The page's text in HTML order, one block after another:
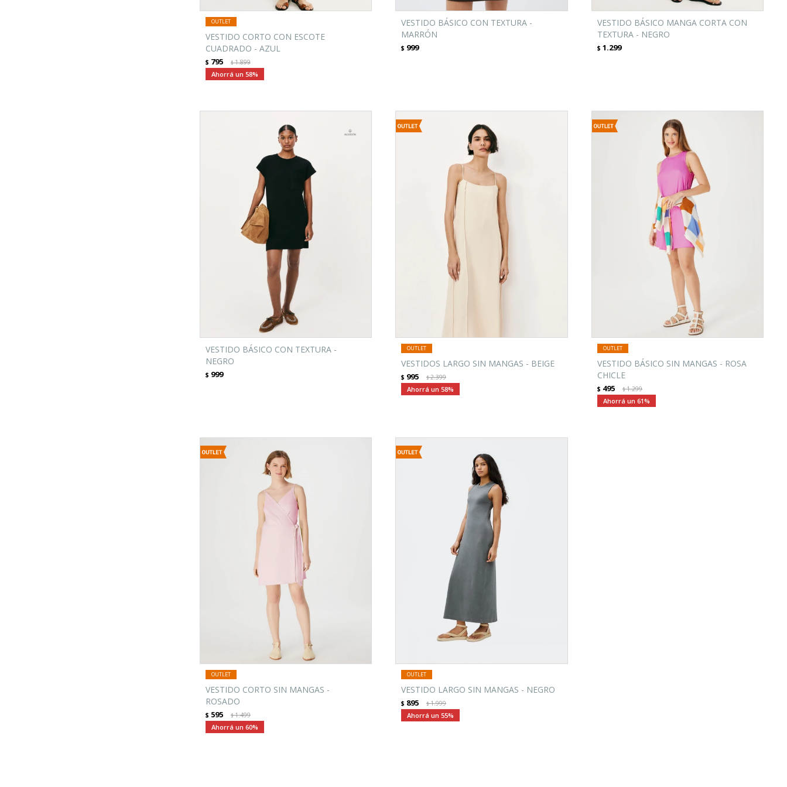
VESTIDO CORTO CON ESCOTE
CUADRADO - AZUL
$ 795 $1.899
58
VESTIDO BÁSICO CON TEXTURA -
MARRÓN
$ 999
VESTIDO BÁSICO MANGA CORTA CON
TEXTURA - NEGRO
$ 1.299
VESTIDO BÁSICO CON TEXTURA -
NEGRO
$ 999
VESTIDOS LARGO SIN MANGAS - BEIGE
$ 995 $2.399
58
VESTIDO BÁSICO SIN MANGAS - ROSA
CHICLE
$ 495 $1.299
61
VESTIDO CORTO SIN MANGAS -
ROSADO
$ 595 $1.499
60
VESTIDO LARGO SIN MANGAS - NEGRO
$ 895 $1.999
55